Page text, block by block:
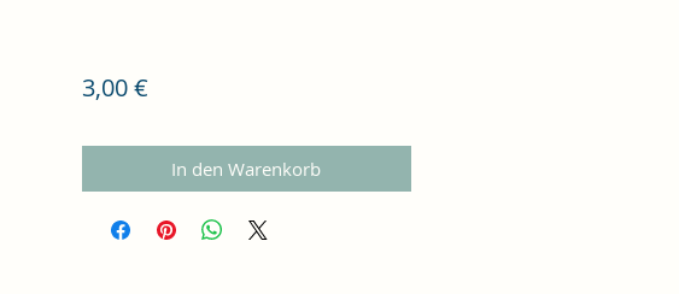
3,00 €Preis
In den Warenkorb